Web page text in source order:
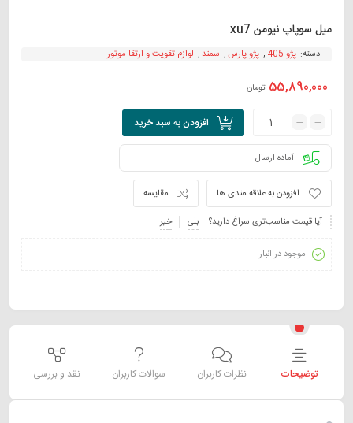
میل سوپاپ نیومن xu7
دسته: پژو 405 , پژو پارس, سمند , لوازم تقویت و ارتقا موتور
55,890,000 تومان
افزودن به سبد خرید
آماده ارسال
مقایسه
افزودن به علاقه مندی ها
آیا قیمت مناسب‌تری سراغ دارید؟
بلی خیر
موجود در انبار
توضیحات نظرات کاربران سوالات کاربران نقد و بررسی